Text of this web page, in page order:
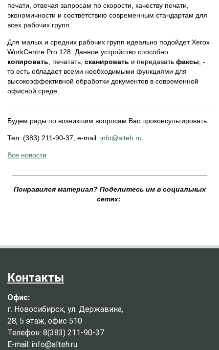
печати, отвечая запросам по скорости, качеству печати,
экономичности и соответствию современным стандартам для
всех рабочих групп.
Для малых и средних рабочих групп идеально подойдет Xerox
WorkCentre Pro 128. Данное устройство способно
копировать , печатать, сканировать и передавать факсы , -
то есть обладает всеми необходимыми функциями для
высокоэффективной обработки документов в современной
офисной среде.
Будем рады по возникшим вопросам Вас проконсультировать.
Тел: (383) 211-90-37, e-mail: info@alteh.ru
Все новости
Понравился материал? Поделитесь им в социальных
сетях:
Контакты
Офис:
г. Новосибирск, ул. Державина,
28, 5 этаж, офис 510
Телефон: 8(383) 211-90-37
E-mail: info@alteh.ru